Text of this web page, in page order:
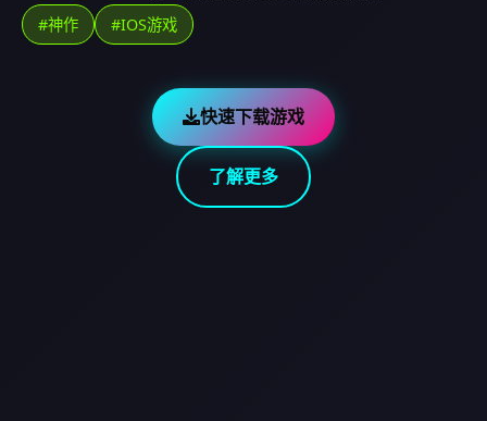
#神作 #IOS游戏
快速下载游戏
了解更多